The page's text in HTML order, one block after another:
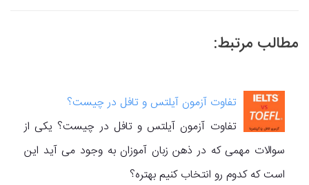
مطالب مرتبط:
تفاوت آزمون آیلتس و تافل در چیست؟
تفاوت آزمون آیلتس و تافل در چیست؟ یکی از
سوالات مهمی که در ذهن زبان آموزان به وجود می آید این
است که کدوم رو انتخاب کنیم بهتره؟